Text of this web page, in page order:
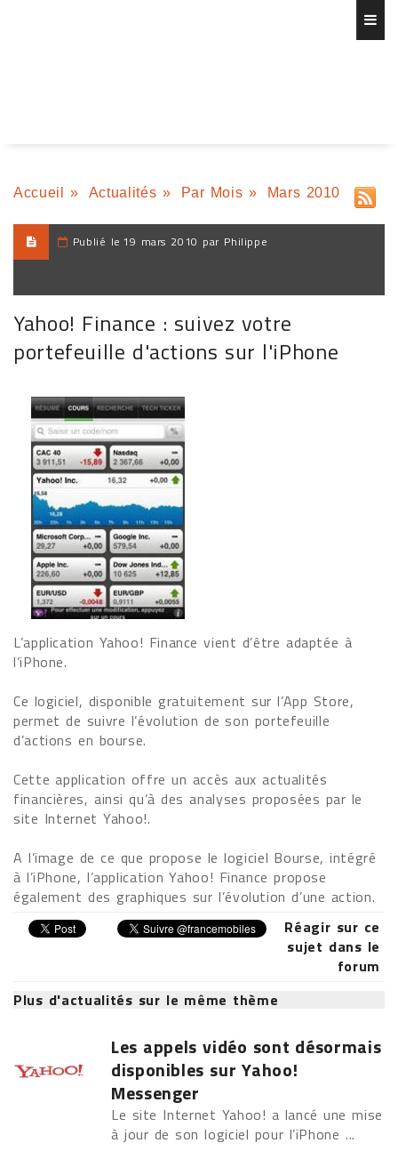
Accueil » Actualités » Par Mois » Mars 2010
Publié le 19 mars 2010 par Philippe
Yahoo! Finance : suivez votre
portefeuille d'actions sur l'iPhone
L’application Yahoo! Finance vient d’être adaptée à
l’iPhone.
Ce logiciel, disponible gratuitement sur l’App Store,
permet de suivre l’évolution de son portefeuille
d’actions en bourse.
Cette application offre un accès aux actualités
financières, ainsi qu’à des analyses proposées par le
site Internet Yahoo!.
A l’image de ce que propose le logiciel Bourse, intégré
à l’iPhone, l’application Yahoo! Finance propose
également des graphiques sur l’évolution d’une action.
Réagir sur ce
sujet dans le
forum
Plus d'actualités sur le même thème
Les appels vidéo sont désormais
disponibles sur Yahoo!
Messenger
Le site Internet Yahoo! a lancé une mise
à jour de son logiciel pour l’iPhone ...